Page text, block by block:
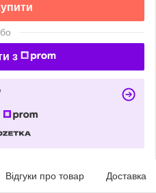
з
Відгуки про товар Доставка